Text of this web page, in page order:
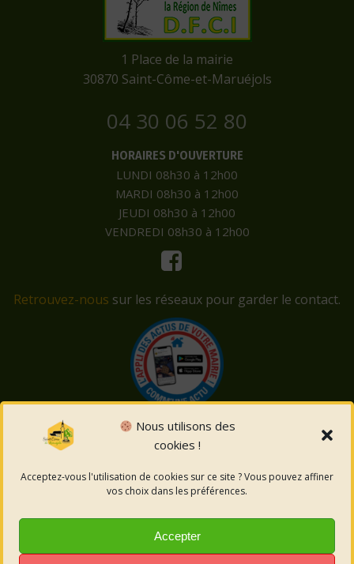
Nous utilisons des
cookies !
Acceptez-vous l'utilisation de cookies sur ce site ? Vous pouvez affiner
vos choix dans les préférences.
Accepter
​1 Place de la mairie
​30870 Saint-Côme-et-Maruéjols
04 30 06 52 80
HORAIRES D'OUVERTURE
LUNDI 08h30 à 12h00
MARDI 08h30 à 12h00
JEUDI 08h30 à 12h00
VENDREDI 08h30 à 12h00
Retrouvez-nous sur les réseaux pour garder le contact.
© 2026 Saint-Côme-et-Maruéjols. Un service proposé
Mentions légales